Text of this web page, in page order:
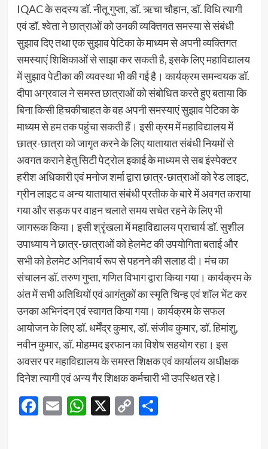
IQAC के सदस्य डॉ. नीतू गुप्ता, डॉ. ऋचा चौहान, डॉ. विधि त्यागी
एवं डॉ. श्वेता ने छात्राओं को उनकी व्यक्तिगत समस्या से संबंधी
सुझाव दिए तथा एक सुझाव पेटिका के माध्यम से अपनी व्यक्तिगत
समस्याएं शिक्षिकाओं से साझा कर सकती है, इसके लिए महाविद्यालय
में सुझाव पेटीका की व्यवस्था भी की गई है। कार्यक्रम समन्वयक डॉ.
दीपा अग्रवाल ने समस्त छात्राओं को संबोधित करते हुए बताया कि
बिना किसी हिचकीचाहत के वह अपनी समस्याएं सुझाव पेटिका के
माध्यम से हम तक पहुंचा सकती हैं। इसी क्रम में महाविद्यालय में
छात्र-छात्रा को जागृत करने के लिए यातायात संबंधी नियमों से
अवगत कराने हेतु सिटी पेट्रोल इकाई के माध्यम से सब इंस्पेक्टर
हरीश अधिकारी एवं मनोज शर्मा द्वारा छात्र-छात्राओं को रेड लाइट,
ग्रीन लाइट व अन्य यातायात संबंधी प्रतीक के बारे में अवगत कराया
गया और सड़क पर वाहन चलाते समय सचेत रहने के लिए भी
जागरूक किया। इसी श्रृंखला में महाविद्यालय प्राचार्य डॉ. सुशील
उपाध्याय ने छात्र-छात्राओं को हेलमेट की उपयोगिता बताई और
सभी को हेलमेट अनिवार्य रूप से पहनने की सलाह दी। मंच का
संचालन डॉ. तरुण गुप्ता, गणित विभाग द्वारा किया गया। कार्यक्रम के
अंत में सभी अतिथियों एवं आगंतुकों का स्मृति चिन्ह एवं शॉल भेंट कर
उनका अभिनंदन एवं स्वागत किया गया। कार्यक्रम के सफल
आयोजन के लिए डॉ. धर्मेंद्र कुमार, डॉ. संजीव कुमार, डॉ. हिमांशु,
नवीन कुमार, डॉ. मोहम्मद इरफान का विशेष सहयोग रहा। इस
अवसर पर महाविद्यालय के समस्त शिक्षक एवं कार्यालय अधीक्षक
दिनेश त्यागी एवं अन्य गैर शिक्षक कर्मचारी भी उपस्थित रहे l
Facebook
EmailWhatsApp
X CopyShare